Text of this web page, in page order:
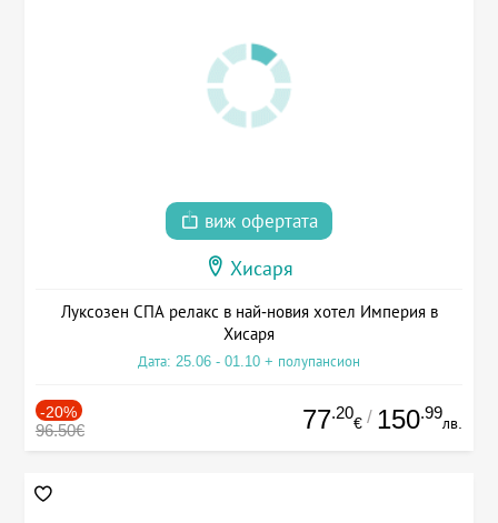
виж офертата
Хисаря
Луксозен СПА релакс в най-новия хотел Империя в
Хисаря
Дата: 25.06 - 01.10 + полупансион
-20%
96.50€ 77.20
€ / 150.99
лв.